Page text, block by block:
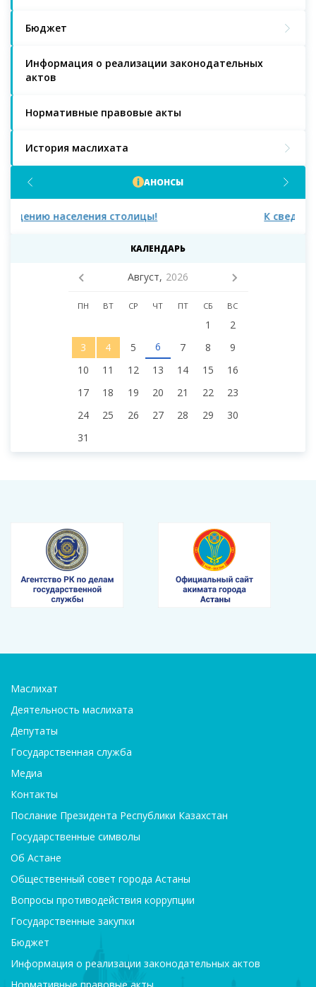
Бюджет
Информация о реализации законодательных
актов
Нормативные правовые акты
История маслихата
АНОНСЫ
К сведению населения города Астаны!
КАЛЕНДАРЬ
Август, 2026
ПН ВТ СР ЧТ ПТ СБ ВС
1
2
3
4 5 6 7 8
9
10
11 12 13 14 15
16
17
18 19 20 21 22
23
24
25 26 27 28 29
30
31
Маслихат
Деятельность маслихата
Депутаты
Государственная служба
Медиа
Контакты
Послание Президента Республики Казахстан
Государственные символы
Об Астане
Общественный совет города Астаны
Вопросы противодействия коррупции
Государственные закупки
Бюджет
Информация о реализации законодательных актов